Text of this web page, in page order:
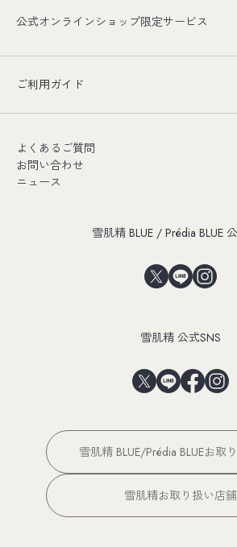
公式オンラインショップ限定サービス
ご利用ガイド
よくあるご質問
お問い合わせ
ニュース
雪肌精 BLUE / Prédia BLUE
雪肌精 公式SNS
雪肌精 BLUE/Prédia BLUEお取
雪肌精お取り扱い店舗